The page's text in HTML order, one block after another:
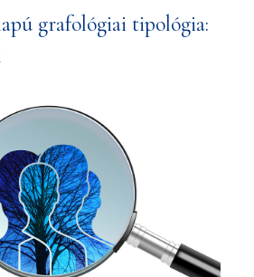
grafológiai tipológia: